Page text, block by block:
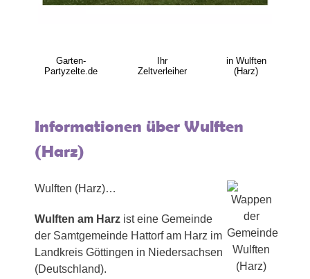
Garten-
Partyzelte.de
Ihr
Zeltverleiher
in Wulften
(Harz)
Informationen über Wulften
(Harz)
Wulften (Harz)…
Wulften am Harz ist eine Gemeinde
der Samtgemeinde Hattorf am Harz im
Landkreis Göttingen in Niedersachsen
(Deutschland).